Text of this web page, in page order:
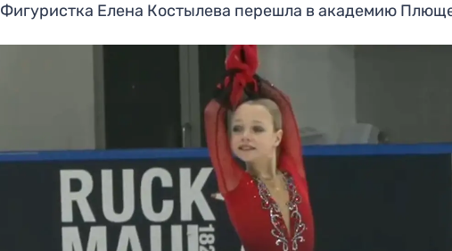
Фигуристка Елена Костылева перешла в академию